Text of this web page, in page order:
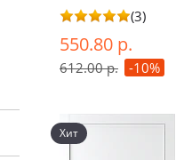
(3)
550.80 р.
612.00 р. -10%
Хит